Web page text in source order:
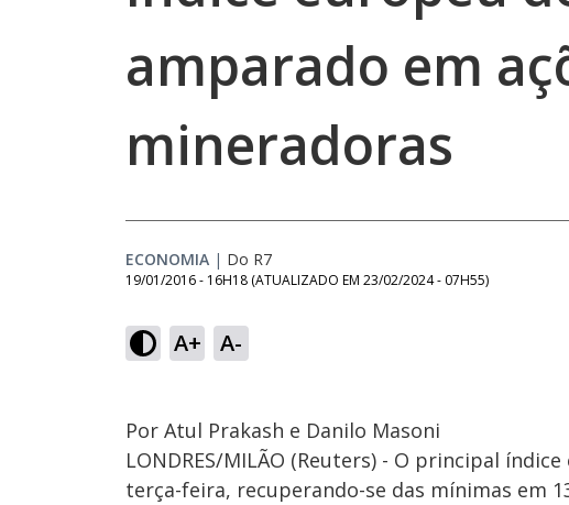
amparado em
mineradoras
ECONOMIA | Do R7
19/01/2016 - 16H18 (ATUALIZADO EM 23/02/2024 - 07H55)
A+ A-
Por Atul Prakash e Danilo Masoni
LONDRES/MILÃO (Reuters) - O principal
terça-feira, recuperando-se das mínimas em